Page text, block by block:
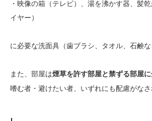
・映像の箱（テレビ）、湯を沸かす器、髪
イヤー）
に必要な洗面具（歯ブラシ、タオル、石鹸な
また、部屋は煙草を許す部屋と禁ずる部屋
嗜む者・避けたい者、いずれにも配慮がなさ